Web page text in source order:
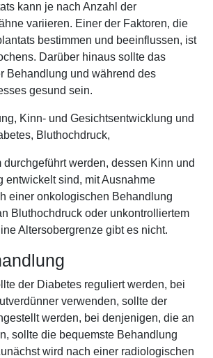
kann je nach Anzahl der
variieren. Einer der Faktoren, die
bestimmen und beeinflussen, ist
Darüber hinaus sollte das
Behandlung und während des
gesund sein.
Kinn- und Gesichtsentwicklung und
Bluthochdruck,
durchgeführt werden, dessen Kinn und
entwickelt sind, mit Ausnahme
einer onkologischen Behandlung
Bluthochdruck oder unkontrolliertem
Altersobergrenze gibt es nicht.
der Diabetes reguliert werden, bei
verwenden, sollte der
werden, bei denjenigen, die an
sollte die bequemste Behandlung
wird nach einer radiologischen